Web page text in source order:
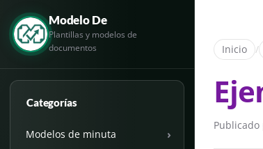
Modelo De
Plantillas y modelos de
documentos
Categorías
Modelos de minuta ›
Inicio /
Publicado